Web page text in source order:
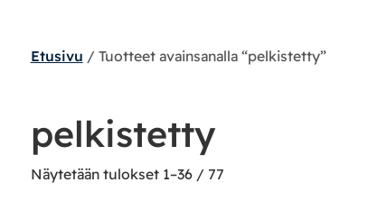
Sohvat
Nojatuolit
Mekanismituolit
Etusivu / Tuotteet avainsanalla “pelkistetty”
pelkistetty
Näytetään tulokset 1–36 / 77